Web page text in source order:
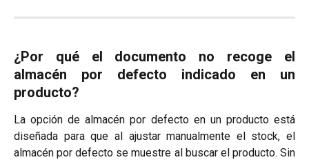
¿Por qué el documento no recoge el
almacén por defecto indicado en un
producto?
La opción de almacén por defecto en un producto está
diseñada para que al ajustar manualmente el stock, el
almacén por defecto se muestre al buscar el producto. Sin